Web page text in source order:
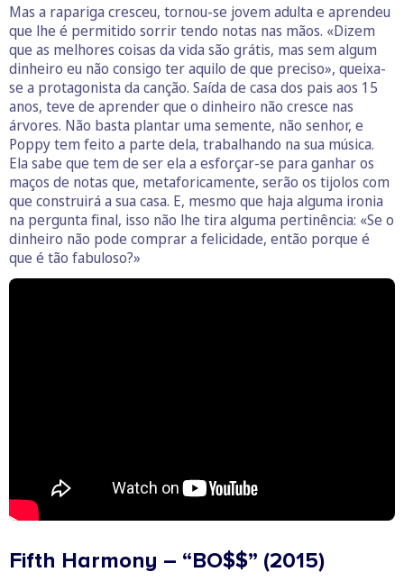
Mas a rapariga cresceu, tornou-se jovem adulta e aprendeu
que lhe é permitido sorrir tendo notas nas mãos. «Dizem
que as melhores coisas da vida são grátis, mas sem algum
dinheiro eu não consigo ter aquilo de que preciso», queixa-
se a protagonista da canção. Saída de casa dos pais aos 15
anos, teve de aprender que o dinheiro não cresce nas
árvores. Não basta plantar uma semente, não senhor, e
Poppy tem feito a parte dela, trabalhando na sua música.
Ela sabe que tem de ser ela a esforçar-se para ganhar os
maços de notas que, metaforicamente, serão os tijolos com
que construirá a sua casa. E, mesmo que haja alguma ironia
na pergunta final, isso não lhe tira alguma pertinência: «Se o
dinheiro não pode comprar a felicidade, então porque é
que é tão fabuloso?»
Fifth Harmony – “BO$$” (2015)